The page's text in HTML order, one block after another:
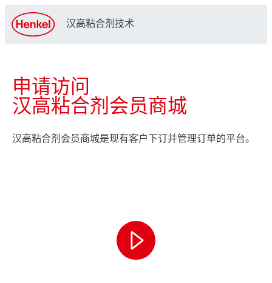
汉高粘合剂技术
申请访问
汉高粘合剂会员商城
汉高粘合剂会员商城是现有客户下订并管理订单的平台。